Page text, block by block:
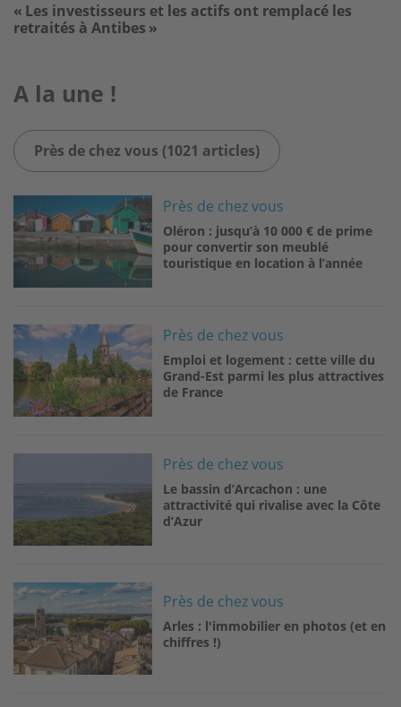
« Les investisseurs et les actifs ont remplacé les
retraités à Antibes »
A la une !
Près de chez vous (1021 articles)
Près de chez vous
Oléron : jusqu’à 10 000 € de prime
pour convertir son meublé
touristique en location à l’année
Image Près de chez vous
Emploi et logement : cette ville du
Grand-Est parmi les plus attractives
de France
Près de chez vous
Le bassin d’Arcachon : une
attractivité qui rivalise avec la Côte
d’Azur
Image
Près de chez vous
Arles : l'immobilier en photos (et en
chiffres !)